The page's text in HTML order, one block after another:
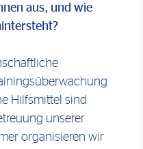
aus, und wie
Hilfsmittel sind
unserer
organisieren wir